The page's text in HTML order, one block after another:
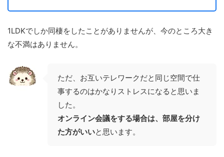
1LDKでしか同棲をしたことがありませんが、今のところ大き
な不満はありません。
ただ、お互いテレワークだと同じ空間で仕
事するのはかなりストレスになると思いま
した。
オンライン会議をする場合は、部屋を分け
た方がいいと思います。